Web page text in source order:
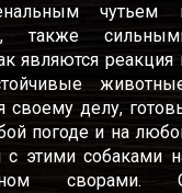
чутьем
также
являются реакция
своему делу,
погоде и на
с этими собаками
сворами.